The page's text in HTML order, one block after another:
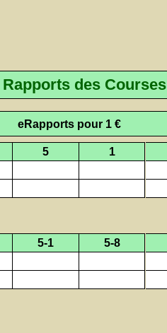
Rapports des Courses
eRapports pour 1 €
5 1
5-1 5-8